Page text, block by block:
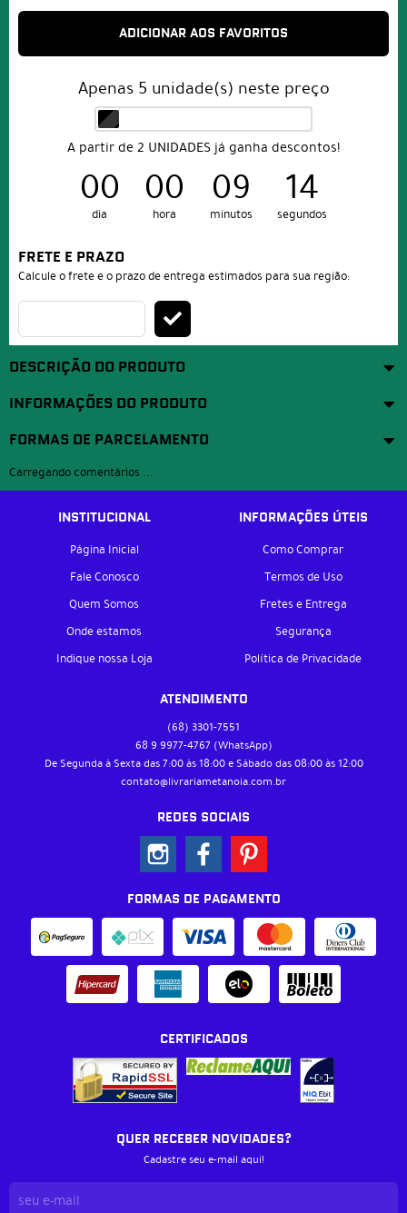
ADICIONAR AOS FAVORITOS
Apenas 5 unidade(s) neste preço
A partir de 2 UNIDADES já ganha descontos!
00
dia
00
hora
09
minutos
11
segundos
FRETE E PRAZO
Calcule o frete e o prazo de entrega estimados para sua região:
DESCRIÇÃO DO PRODUTO
INFORMAÇÕES DO PRODUTO
FORMAS DE PARCELAMENTO
Carregando comentários ...
INSTITUCIONAL
Página Inicial
Fale Conosco
Quem Somos
Onde estamos
Indique nossa Loja
INFORMAÇÕES ÚTEIS
Como Comprar
Termos de Uso
Fretes e Entrega
Segurança
Política de Privacidade
ATENDIMENTO
(68) 3301-7551
68 9 9977-4767 (WhatsApp)
De Segunda à Sexta das 7:00 às 18:00 e Sábado das 08:00 às 12:00
contato@livrariametanoia.com.br
REDES SOCIAIS
FORMAS DE PAGAMENTO
CERTIFICADOS
QUER RECEBER NOVIDADES?
Cadastre seu e-mail aqui!